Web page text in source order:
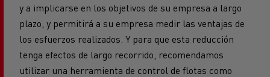
y a implicarse en los objetivos de su empresa a largo
plazo, y permitirá a su empresa medir las ventajas de
los esfuerzos realizados. Y para que esta reducción
tenga efectos de largo recorrido, recomendamos
utilizar una herramienta de control de flotas como